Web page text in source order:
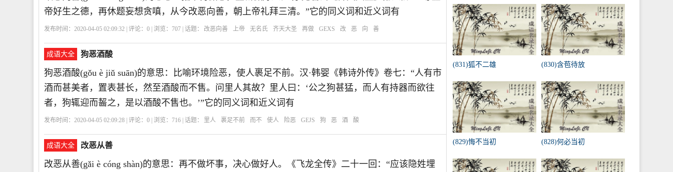
帝好生之德，再休题妄想贪嗔，从今改恶向善，朝上帝礼拜三清。”它的同义词和近义词有
发布时间：2020-04-05 02:09:32 | 评论： 0 | 浏览： 707 | 话题： 改恶向善 上帝 无名氏 齐天大圣 再做 GEXS 改 恶 向 善
成语大全 狗恶酒酸
狗恶酒酸(gǒu è jiǔ suān)的意思：比喻环境险恶，使人裹足不前。汉·韩婴《韩诗外传》卷七：“人有市
酒而甚美者，置表甚长，然至酒酸而不售。问里人其故？里人曰：‘公之狗甚猛，而人有持器而欲往
者，狗辄迎而齧之，是以酒酸不售也。’”它的同义词和近义词有
发布时间：2020-04-05 02:09:28 | 评论： 0 | 浏览： 716 | 话题： 里人 裹足不前 而不 使人 险恶 GEJS 狗 恶 酒 酸
成语大全 改恶从善
改恶从善(gǎi è cóng shàn)的意思：再不做坏事，决心做好人。《飞龙全传》二十一回：“应该隐姓埋
(831)狐不二雄 (830)含苞待放
(829)悔不当初 (828)何必当初